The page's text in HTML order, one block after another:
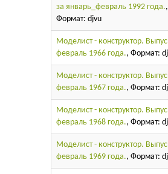
за январь_февраль 1992 года.,
Формат: djvu
Моделист - конструктор.
февраль 1966 года., Формат:
Моделист - конструктор.
февраль 1967 года., Формат:
Моделист - конструктор.
февраль 1968 года., Формат:
Моделист - конструктор.
февраль 1969 года., Формат: